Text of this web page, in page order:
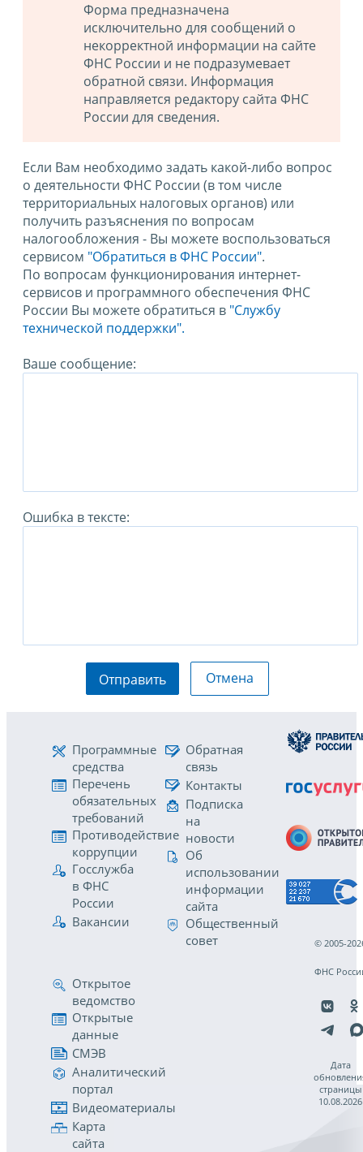
Форма предназначена
исключительно для сообщений о
некорректной информации на сайте
ФНС России и не подразумевает
обратной связи. Информация
направляется редактору сайта ФНС
России для сведения.
Если Вам необходимо задать какой-либо вопрос
о деятельности ФНС России (в том числе
территориальных налоговых органов) или
получить разъяснения по вопросам
налогообложения - Вы можете воспользоваться
сервисом "Обратиться в ФНС России".
По вопросам функционирования интернет-
сервисов и программного обеспечения ФНС
России Вы можете обратиться в "Службу
технической поддержки".
Ваше сообщение:
Ошибка в тексте:
Отправить Отмена
Программные
средства
Перечень
обязательных
требований
Противодействие
коррупции
Госслужба
в ФНС
России
Вакансии
Обратная
связь
Контакты
Подписка
на
новости
Об
использовании
информации
сайта
Общественный
совет
Открытое
ведомство
Открытые
данные
СМЭВ
Аналитический
портал
Видеоматериалы
Карта
сайта
© 2005-
ФНС
Дата
страницы
10.08.2026